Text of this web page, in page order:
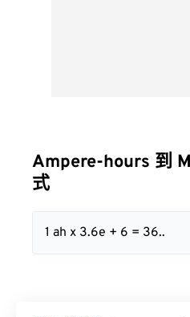
Ampere-hours 到
式
1 ah x 3.6e + 6 = 36..